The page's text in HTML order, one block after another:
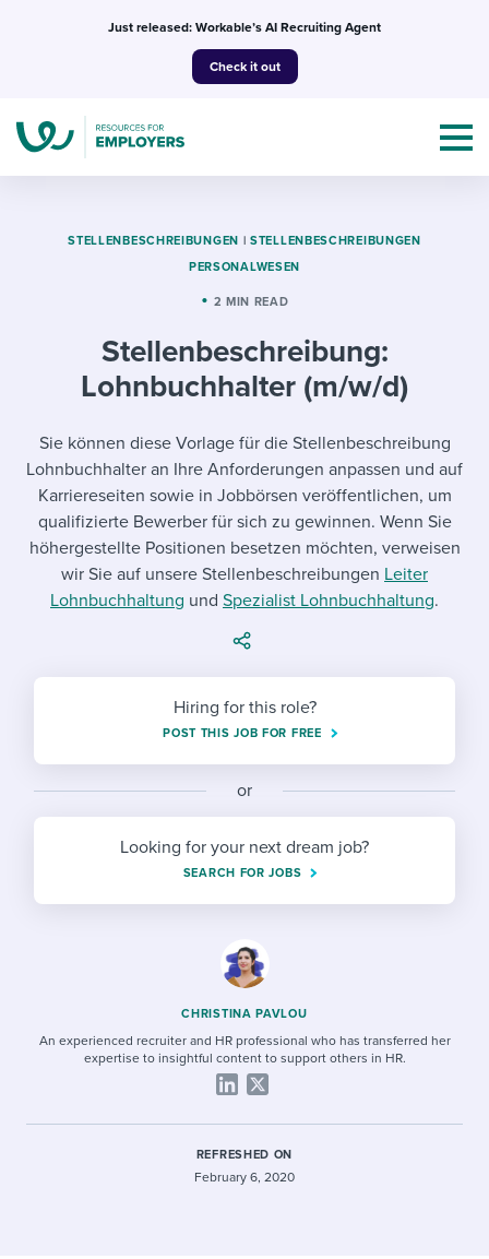
Just released: Workable’s AI Recruiting Agent
Check it out
Topics
Mobilizing AI in my work
Evaluating candidates
Working together with others
Maintaining hiring pipelines
Developing & retaining people
Finding and attracting people
Establishing an employer brand
Digitizing work processes
Candidate/employee experiences
Templates & Guides
I WANT...
Job description templates
Interview question templates
Policy templates
Onboarding checklists
Free ebooks & reports
HR terms
I’m a jobseeker
I WANT TO LEARN ABOUT...
Applying for a job
Interview process
Pay & benefits
Modern working life
Overall career resources
Attend webinars & events
Workable customer stories
Explore Workable
STELLENBESCHREIBUNGEN | STELLENBESCHREIBUNGEN
PERSONALWESEN
2 MIN READ
Stellenbeschreibung:
Lohnbuchhalter (m/w/d)
Sie können diese Vorlage für die Stellenbeschreibung
Lohnbuchhalter an Ihre Anforderungen anpassen und auf
Karriereseiten sowie in Jobbörsen veröffentlichen, um
qualifizierte Bewerber für sich zu gewinnen. Wenn Sie
höhergestellte Positionen besetzen möchten, verweisen
wir Sie auf unsere Stellenbeschreibungen Leiter
Lohnbuchhaltung und Spezialist Lohnbuchhaltung.
Hiring for this role?
POST THIS JOB FOR FREE
or
Looking for your next dream job?
SEARCH FOR JOBS
CHRISTINA PAVLOU
An experienced recruiter and HR professional who has transferred her
expertise to insightful content to support others in HR.
REFRESHED ON
February 6, 2020